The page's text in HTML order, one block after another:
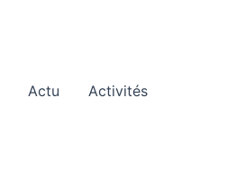
Actu Activités